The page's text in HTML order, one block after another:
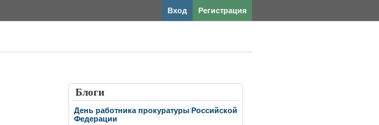
Регистрация
Вход
Блоги
День работника прокуратуры Российской
Федерации